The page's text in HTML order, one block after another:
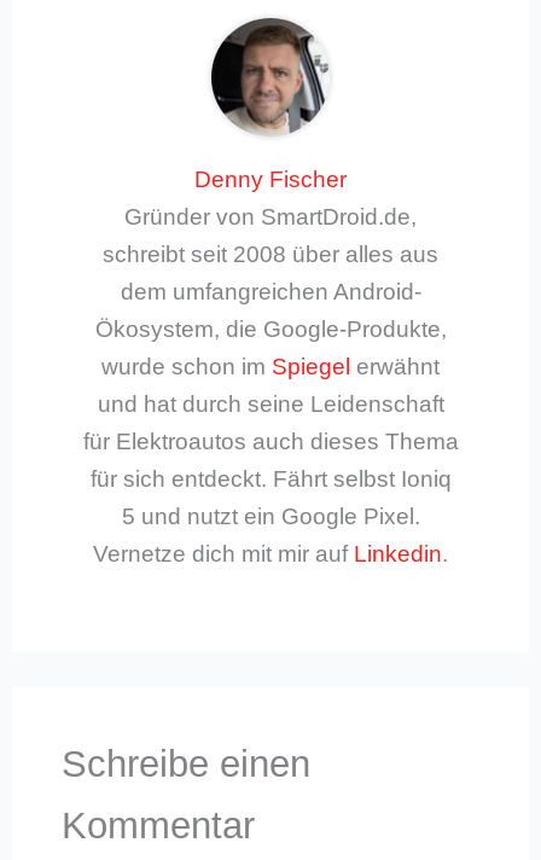
Denny Fischer
Gründer von SmartDroid.de,
schreibt seit 2008 über alles aus
dem umfangreichen Android-
Ökosystem, die Google-Produkte,
wurde schon im Spiegel erwähnt
und hat durch seine Leidenschaft
für Elektroautos auch dieses Thema
für sich entdeckt. Fährt selbst Ioniq
5 und nutzt ein Google Pixel.
Vernetze dich mit mir auf Linkedin.
Schreibe einen
Kommentar